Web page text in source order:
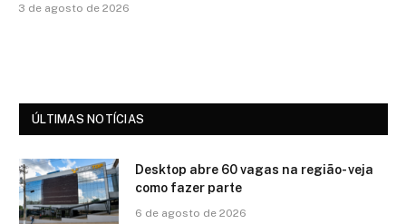
3 de agosto de 2026
ÚLTIMAS NOTÍCIAS
Desktop abre 60 vagas na região- veja
como fazer parte
6 de agosto de 2026